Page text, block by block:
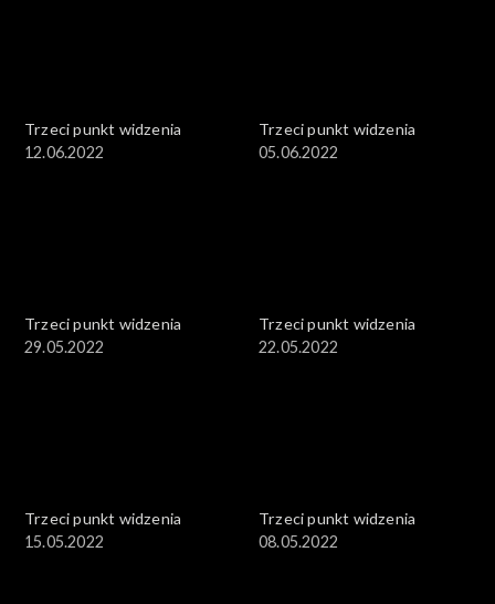
Trzeci punkt widzenia
12.06.2022
Trzeci punkt widzenia
05.06.2022
Trzeci punkt widzenia
29.05.2022
Trzeci punkt widzenia
22.05.2022
Trzeci punkt widzenia
15.05.2022
Trzeci punkt widzenia
08.05.2022